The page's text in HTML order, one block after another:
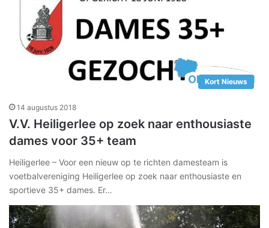
Kort Nieuws
14 augustus 2018
V.V. Heiligerlee op zoek naar enthousiaste
dames voor 35+ team
Heiligerlee – Voor een nieuw op te richten damesteam is
voetbalvereniging Heiligerlee op zoek naar enthousiaste en
sportieve 35+ dames. Er…